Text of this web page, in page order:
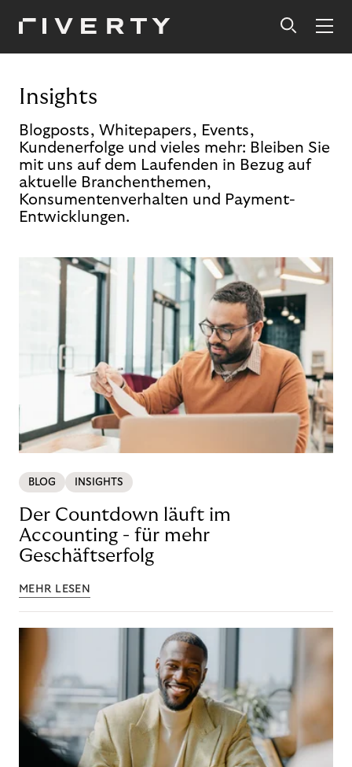
Insights
Blogposts, Whitepapers, Events,
Kundenerfolge und vieles mehr: Bleiben Sie
mit uns auf dem Laufenden in Bezug auf
aktuelle Branchenthemen,
Konsumentenverhalten und Payment-
Entwicklungen.
BLOG INSIGHTS
Der Countdown läuft im
Accounting - für mehr
Geschäftserfolg
MEHR LESEN